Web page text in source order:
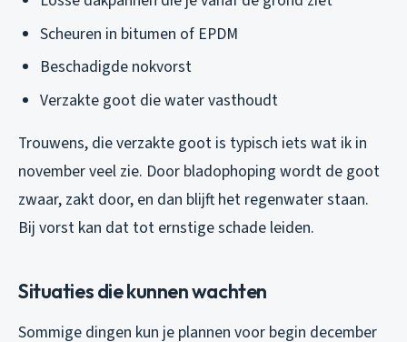
Scheuren in bitumen of EPDM
Beschadigde nokvorst
Verzakte goot die water vasthoudt
Trouwens, die verzakte goot is typisch iets wat ik in
november veel zie. Door bladophoping wordt de goot
zwaar, zakt door, en dan blijft het regenwater staan.
Bij vorst kan dat tot ernstige schade leiden.
Situaties die kunnen wachten
Sommige dingen kun je plannen voor begin december